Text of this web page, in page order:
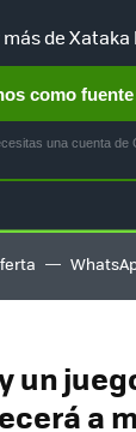
un
a
de Xataka
como
una cuenta de